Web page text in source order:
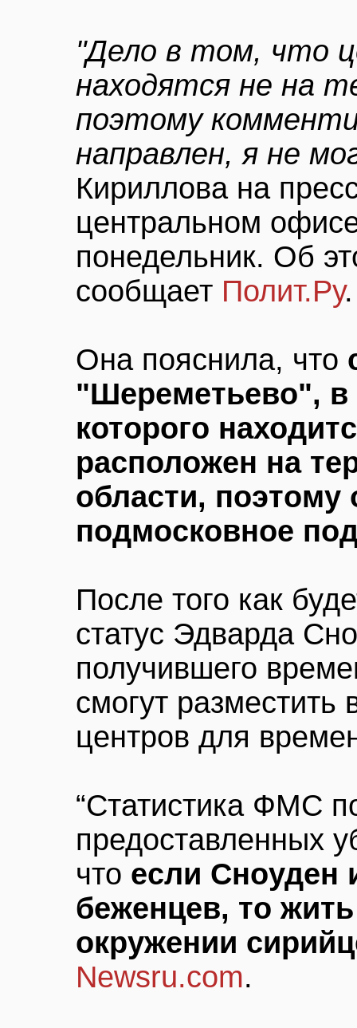
"Дело в том, что
находятся не на
поэтому
направлен, я не
Кириллова на
центральном
понедельник. Об
сообщает Полит.Ру.
Она пояснила, что
"Шереметьево", в
которого
расположен на
области, поэтому
подмосковное
После того как
статус Эдварда
получившего
смогут разместить
центров для
“Статистика ФМС
предоставленных
что если Сноуден
беженцев, то
окружении
Newsru.com.